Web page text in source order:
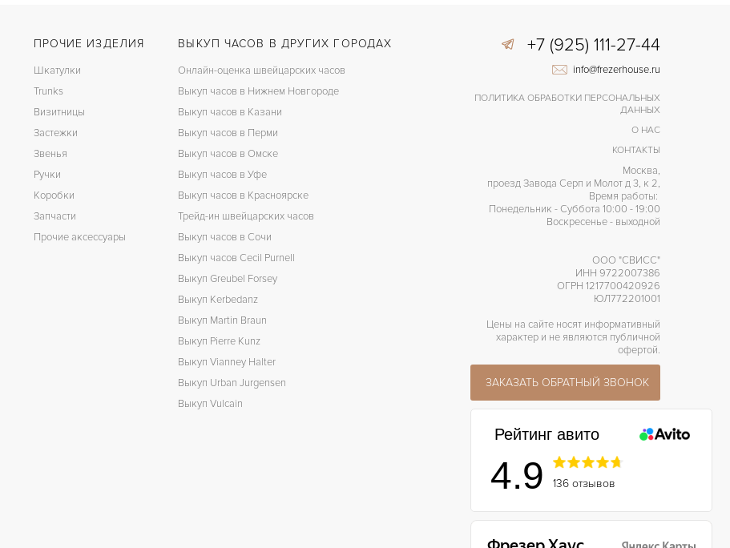
ПРОЧИЕ ИЗДЕЛИЯ
Шкатулки
Trunks
Визитницы
Застежки
Звенья
Ручки
Коробки
Запчасти
Прочие аксессуары
ВЫКУП ЧАСОВ В ДРУГИХ ГОРОДАХ
Онлайн-оценка швейцарских часов
Выкуп часов в Нижнем Новгороде
Выкуп часов в Казани
Выкуп часов в Перми
Выкуп часов в Омске
Выкуп часов в Уфе
Выкуп часов в Красноярске
Трейд-ин швейцарских часов
Выкуп часов в Сочи
Выкуп часов Cecil Purnell
Выкуп Greubel Forsey
Выкуп Kerbedanz
Выкуп Martin Braun
Выкуп Pierre Kunz
Выкуп Vianney Halter
Выкуп Urban Jurgensen
Выкуп Vulcain
+7 (925) 111-27-44
info@frezerhouse.ru
ПОЛИТИКА ОБРАБОТКИ ПЕРСОНАЛЬНЫХ
ДАННЫХ
О НАС
КОНТАКТЫ
Москва,
проезд Завода Серп и Молот д 3, к 2,
Время работы:
Понедельник - Суббота 10:00 - 19:00
Воскресенье - выходной
ООО "СВИСС"
ИНН 9722007386
ОГРН 1217700420926
ЮЛ772201001
Цены на сайте носят информативный
характер и не являются публичной
офертой.
ЗАКАЗАТЬ ОБРАТНЫЙ ЗВОНОК
Рейтинг авито
4.9 136 отзывов